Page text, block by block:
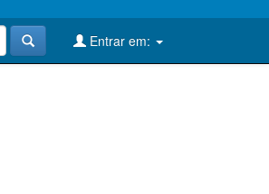
Entrar em: